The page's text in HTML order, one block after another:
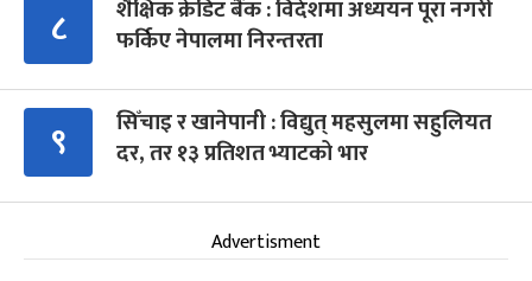
८
शैक्षिक क्रेडिट बैंक : विदेशमा अध्ययन पूरा नगरी
फर्किए नेपालमा निरन्तरता
९
सिँचाइ र खानेपानी : विद्युत् महसुलमा सहुलियत
दर, तर १३ प्रतिशत भ्याटको भार
Advertisment